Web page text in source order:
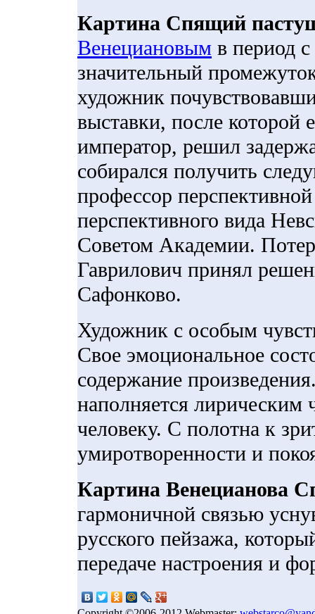
Картина Спящий
Венециановым в период
значительный
художник
выставки, после которой
император, решил
собирался получить
профессор
перспективного вида
Советом Академии.
Гаврилович принял
Сафонково.
Художник с особым
Свое эмоциональное
содержание
наполняется
человеку. С полотна к
умиротворенности и
Картина Венецианова
гармоничной связью
русского пейзажа,
передаче настроения и